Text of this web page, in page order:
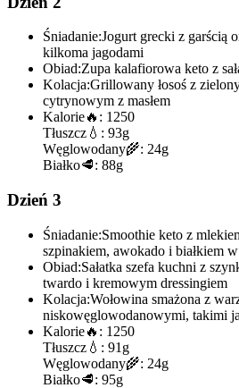
Śniadanie:Jogurt grecki z garścią
kilkoma jagodami
Obiad:Zupa kalafiorowa keto z
Kolacja:Grillowany łosoś z
cytrynowym z masłem
Kalorie🔥: 1250
Tłuszcz 💧: 93g
Węglowodany🌾: 24g
Białko🥩: 88g
Dzień 3
Śniadanie:Smoothie keto z
szpinakiem, awokado i białkiem
Obiad:Sałatka szefa kuchni z
twardo i kremowym dressingiem
Kolacja:Wołowina smażona z
niskowęglowodanowymi, takimi
Kalorie🔥: 1250
Tłuszcz 💧: 91g
Węglowodany🌾: 24g
Białko🥩: 95g